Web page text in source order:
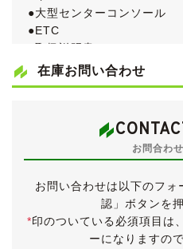
●大型センターコンソール
●ETC
●取扱説明書
●新車時保証書
エリシオンプレステージです
標準グレード「SG」に、
型センターコンソール(ブル
ットにした、「SG HDDナ
車検が令和７年２月まで残
って帰っていただくことが
在庫お問い合わせ
お問合わ
お問い合わせは以下のフ
認」ボタンを
*印のついている必須項目は
ーになりますの